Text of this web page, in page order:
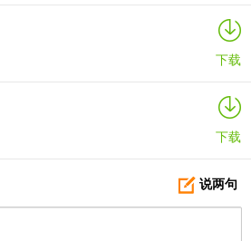
下载
下载
说两句